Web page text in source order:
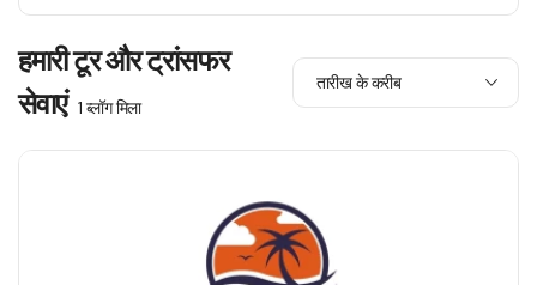
हमारी टूर और ट्रांसफर
सेवाएं 1 ब्लॉग मिला